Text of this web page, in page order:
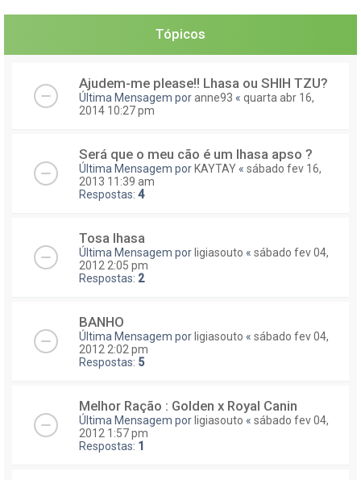
Tópicos
Ajudem-me please!! Lhasa ou SHIH TZU?
Última Mensagem poranne93 « quarta abr 16,
2014 10:27 pm
Será que o meu cão é um lhasa apso ?
Última Mensagem por KAYTAY « sábado fev 16,
2013 11:39 am
Respostas: 4
Tosa lhasa
Última Mensagem por ligiasouto « sábado fev 04,
2012 2:05 pm
Respostas: 2
BANHO
Última Mensagem por ligiasouto « sábado fev 04,
2012 2:02 pm
Respostas: 5
Melhor Ração : Golden x Royal Canin
Última Mensagem por ligiasouto « sábado fev 04,
2012 1:57 pm
Respostas: 1